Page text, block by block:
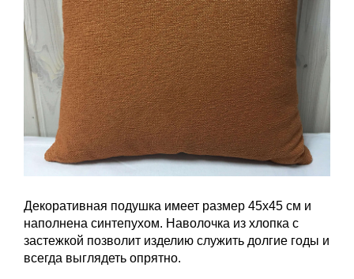
Декоративная подушка имеет размер 45х45 см и
наполнена синтепухом. Наволочка из хлопка с
застежкой позволит изделию служить долгие годы и
всегда выглядеть опрятно.